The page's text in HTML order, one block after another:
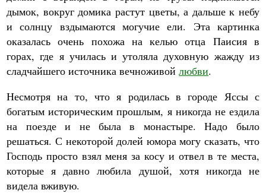
дымок, вокруг домика растут цветы, а дальше к небу
и солнцу вздымаются могучие ели. Эта картинка
оказалась очень похожа на келью отца Паисия в
горах, где я училась и утоляла духовную жажду из
сладчайшего источника вечноживойлюбви.
Несмотря на то, что я родилась в городе Яссы с
богатым историческим прошлым, я никогда не ездила
на поезде и не была в монастыре. Надо было
решаться. С некоторой долей юмора могу сказать, что
Господь просто взял меня за косу и отвел в те места,
которые я давно любила душой, хотя никогда не
видела вживую.